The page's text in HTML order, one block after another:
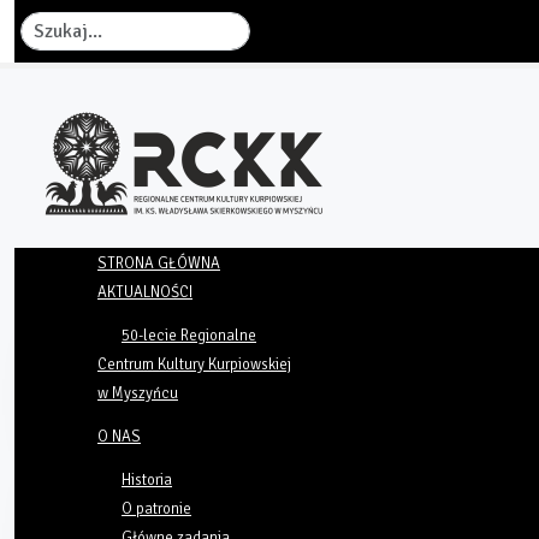
Szukaj
STRONA GŁÓWNA
AKTUALNOŚCI
50-lecie Regionalne
Centrum Kultury Kurpiowskiej
w Myszyńcu
O NAS
Historia
O patronie